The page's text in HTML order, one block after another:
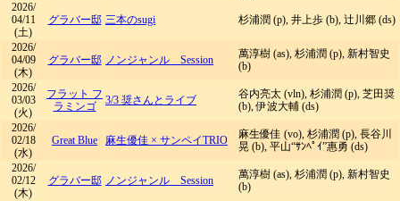
2026/
04/11
(土)
グラバー邸 三本のsugi 杉浦潤 (p), 井上歩 (b), 辻川郷 (ds)
2026/
04/09
(木)
グラバー邸 ノンジャンル Session
萬淳樹 (as), 杉浦潤 (p), 新村智史
(b)
2026/
03/03
(火)
フラット フ
ラミンゴ
3/3 奨さんとライブ
谷内亮太 (vln), 杉浦潤 (p), 芝田奨
(b), 伊波大輔 (ds)
2026/
02/18
(水)
Great Blue 麻生優佳 × サンペイTRIO
麻生優佳 (vo), 杉浦潤 (p), 長谷川
晃 (b), 平山“ｻﾝﾍﾟｲ”惠勇 (ds)
2026/
02/12
(木)
グラバー邸 ノンジャンル Session
萬淳樹 (as), 杉浦潤 (p), 新村智史
(b)